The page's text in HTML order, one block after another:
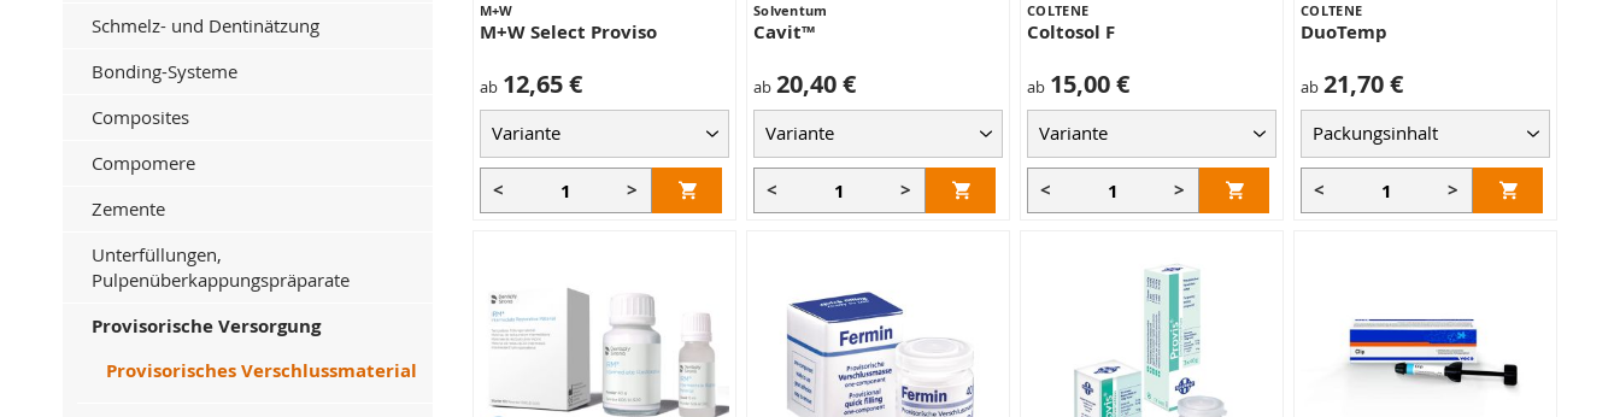
M+W
M+W Select Proviso
ab 12,65 €
< >
Solventum
Cavit™
ab 20,40 €
< >
COLTENE
Coltosol F
ab 15,00 €
< >
COLTENE
DuoTemp
ab 21,70 €
< >
Schmelz- und Dentinätzung
Bonding-Systeme
Composites
Compomere
Zemente
Unterfüllungen,
Pulpenüberkappungspräparate
Provisorische Versorgung
Provisorisches Verschlussmaterial